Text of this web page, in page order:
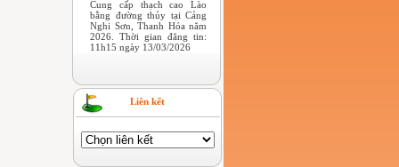
Cung cấp thạch cao Lào
bằng đường thủy tại Cảng
Nghi Sơn, Thanh Hóa năm
2026. Thời gian đăng tin:
11h15 ngày 13/03/2026
Liên kết